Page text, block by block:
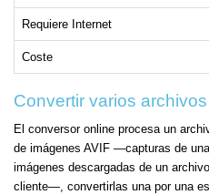
Requiere Internet
Coste
Convertir varios archivos
El conversor online procesa un
de imágenes AVIF —capturas de
imágenes descargadas de un
cliente—, convertirlas una por una